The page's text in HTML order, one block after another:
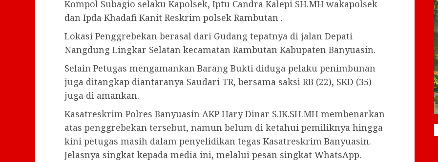
Kompol Subagio selaku Kapolsek, Iptu Candra Kalepi SH.MH wakapolsek
dan Ipda Khadafi Kanit Reskrim polsek Rambutan .
Lokasi Penggrebekan berasal dari Gudang tepatnya di jalan Depati
Nangdung Lingkar Selatan kecamatan Rambutan Kabupaten Banyuasin.
Selain Petugas mengamankan Barang Bukti diduga pelaku penimbunan
juga ditangkap diantaranya Saudari TR, bersama saksi RB (22), SKD (35)
juga di amankan.
Kasatreskrim Polres Banyuasin AKP Hary Dinar S.IK.SH.MH membenarkan
atas penggrebekan tersebut, namun belum di ketahui pemiliknya hingga
kini petugas masih dalam penyelidikan tegas Kasatreskrim Banyuasin.
Jelasnya singkat kepada media ini, melalui pesan singkat WhatsApp.